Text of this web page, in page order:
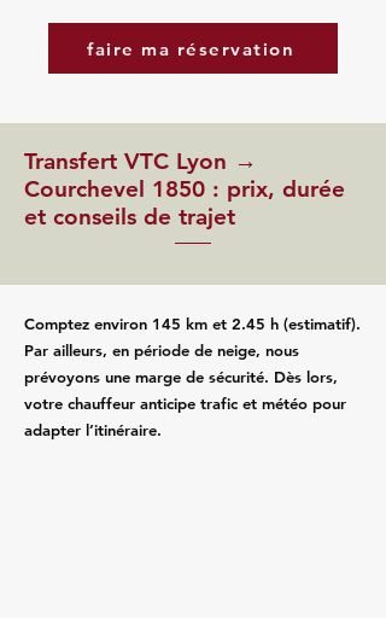
faire ma réservation
Transfert VTC Lyon →
Courchevel 1850 : prix, durée
et conseils de trajet
Comptez environ 145 km et 2.45 h (estimatif).
Par ailleurs, en période de neige, nous
prévoyons une marge de sécurité. Dès lors,
votre chauffeur anticipe trafic et météo pour
adapter l’itinéraire.